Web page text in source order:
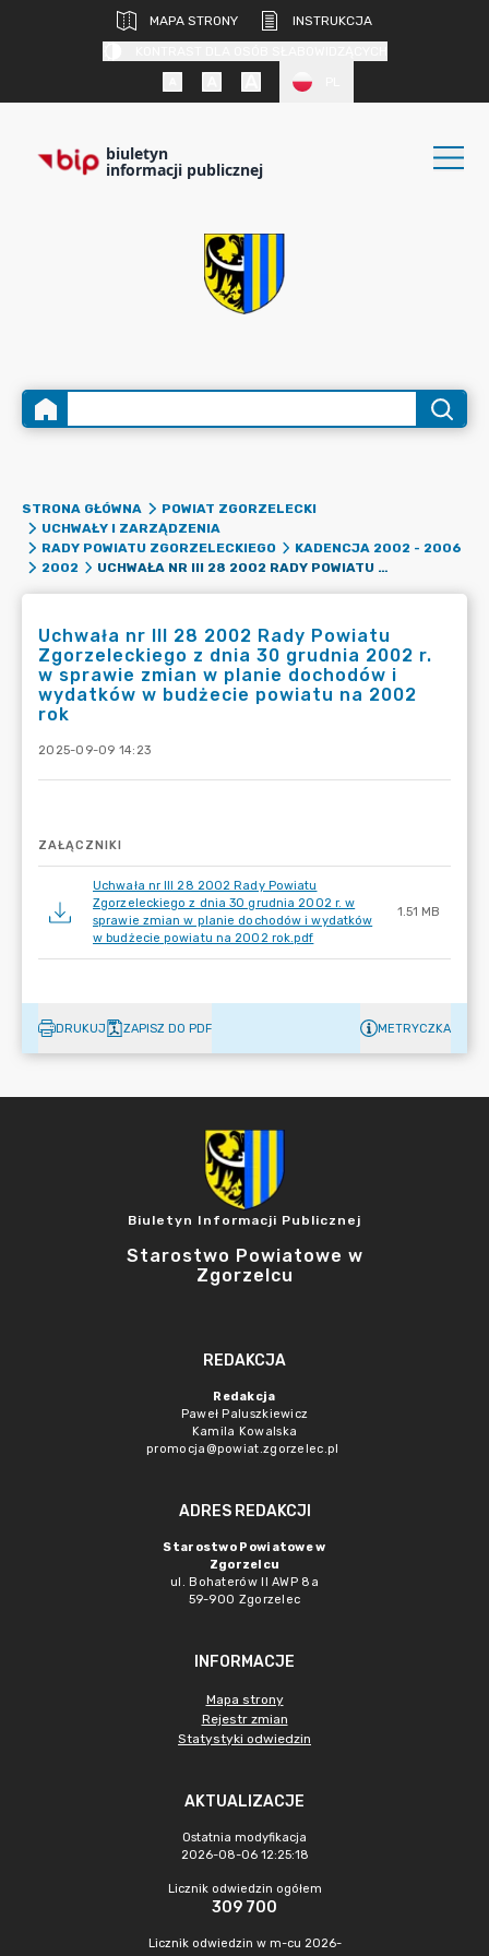
MAPA STRONY
INSTRUKCJA
biuletyn
informacji publicznej
STRONA GŁÓWNA
POWIAT ZGORZELECKI
UCHWAŁY I ZARZĄDZENIA
RADY POWIATU ZGORZELECKIEGO
KADENCJA 2002 - 2006
2002
UCHWAŁA NR III 28 2002 RADY POWIATU ZGORZELECKIEGO Z DNIA 30 GRUDNIA 2002 R. W SPRAWIE ZMIAN W PLANIE DOCHODÓW I WYDATKÓW W BUDŻECIE POWIATU NA 2002 ROK
Uchwała nr III 28 2002 Rady Powiatu
Zgorzeleckiego z dnia 30 grudnia 2002 r.
w sprawie zmian w planie dochodów i
wydatków w budżecie powiatu na 2002
rok
2025-09-09 14:23
ZAŁĄCZNIKI
Uchwała nr III 28 2002 Rady Powiatu
Zgorzeleckiego z dnia 30 grudnia 2002 r. w
sprawie zmian w planie dochodów i wydatków
w budżecie powiatu na 2002 rok.pdf
1.51 MB
DRUKUJ ZAPISZ DO PDF METRYCZKA
Biuletyn Informacji Publicznej
Starostwo Powiatowe w
Zgorzelcu
REDAKCJA
Redakcja
Paweł Paluszkiewicz
Kamila Kowalska
promocja@powiat.zgorzelec.pl
ADRES REDAKCJI
Starostwo Powiatowe w
Zgorzelcu
ul. Bohaterów II AWP 8a
59-900 Zgorzelec
INFORMACJE
Mapa strony
Rejestr zmian
Statystyki odwiedzin
AKTUALIZACJE
Ostatnia modyfikacja
2026-08-06 12:25:18
Licznik odwiedzin ogółem
309 700
Licznik odwiedzin w m-cu 2026-